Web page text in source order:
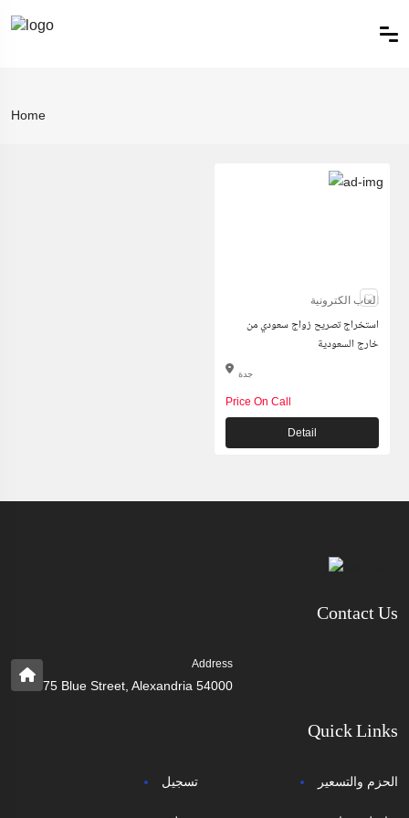
Home
العاب الكترونية
استخراج تصريح زواج سعودي من
خارج السعودية
جدة
Price On Call
Detail
Contact Us
Address
75 Blue Street, Alexandria 54000
Quick Links
تسجيل الحزم والتسعير